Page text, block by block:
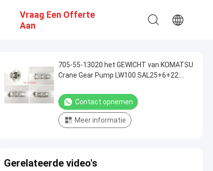
Vraag Een Offerte
Aan
705-55-13020 het GEWICHT van KOMATSU
Crane Gear Pump LW100 SAL25+6+22:
Contact opnemen
Meer informatie
Gerelateerde video's